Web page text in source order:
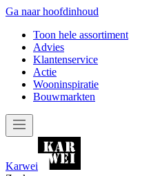
Ga naar hoofdinhoud
Toon hele assortiment
Advies
Klantenservice
Actie
Wooninspiratie
Bouwmarkten
Karwei